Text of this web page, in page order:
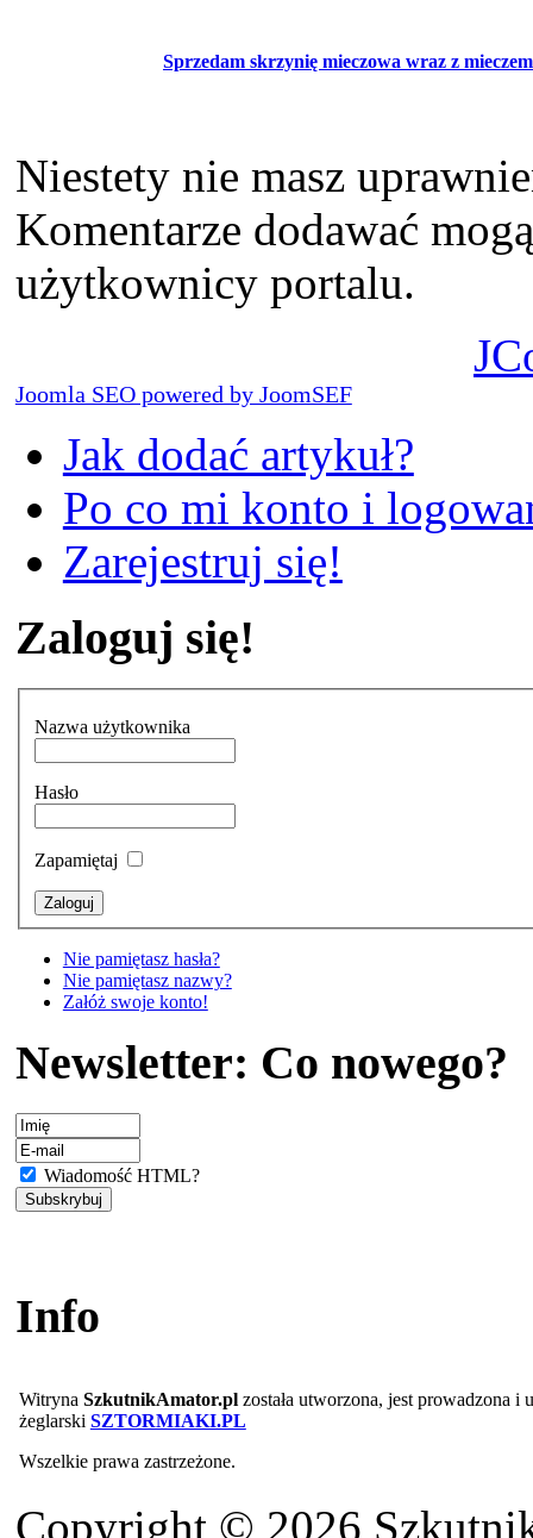
Sprzedam skrzynię mieczowa wraz z
Niestety nie masz
Komentarze dodawać
użytkownicy portalu.
Joomla SEO powered by JoomSEF
Jak dodać artykuł?
Po co mi konto i
Zarejestruj się!
Zaloguj się!
Nazwa użytkownika
Hasło
Zapamiętaj
Nie pamiętasz hasła?
Nie pamiętasz nazwy?
Załóż swoje konto!
Newsletter: Co nowego?
Wiadomość HTML?
Info
Witryna SzkutnikAmator.plzostała utworzona, jest prowadzona i
żeglarski SZTORMIAKI.PL
Wszelkie prawa zastrzeżone.
Copyright © 2026